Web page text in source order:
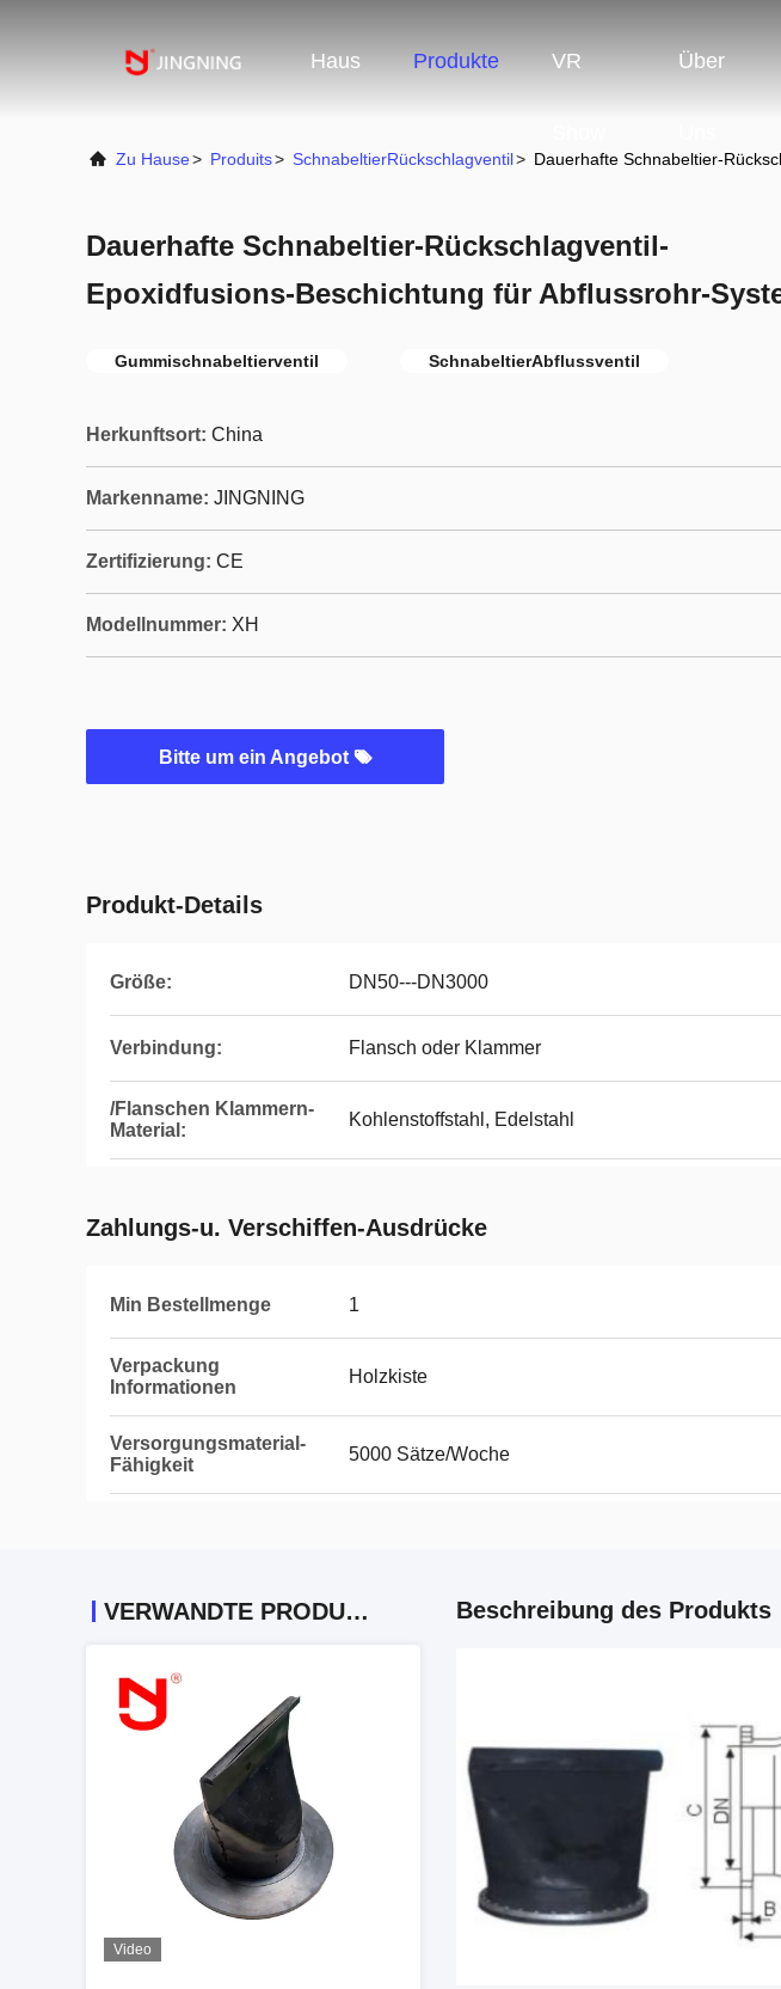
Haus Produkte VR Über
Zu Hause> Produits> SchnabeltierRückschlagventil> Dauerhafte Schnabeltier-
Dauerhafte Schnabeltier-Rückschlagventil-
Epoxidfusions-Beschichtung für Abflussrohr-
Gummischnabeltierventil SchnabeltierAbflussventil
Herkunftsort: China
Markenname: JINGNING
Zertifizierung: CE
Modellnummer: XH
Bitte um ein Angebot
Produkt-Details
Größe: DN50---DN3000
Verbindung: Flansch oder Klammer
/Flanschen Klammern-
Material:
Kohlenstoffstahl, Edelstahl
Zahlungs-u. Verschiffen-Ausdrücke
Min Bestellmenge 1
Verpackung
Informationen
Holzkiste
Versorgungsmaterial-
Fähigkeit
5000 Sätze/Woche
VERWANDTE PRODUKTE
Video
Beschreibung des Produkts